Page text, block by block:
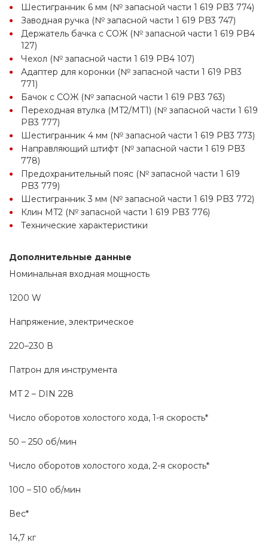
Шестигранник 6 мм (№ запасной части 1 619 PB3 774)
Заводная ручка (№ запасной части 1 619 PB3 747)
Держатель бачка с СОЖ (№ запасной части 1 619 PB4
127)
Чехол (№ запасной части 1 619 PB4 107)
Адаптер для коронки (№ запасной части 1 619 PB3
771)
Бачок с СОЖ (№ запасной части 1 619 PB3 763)
Переходная втулка (MT2/MT1) (№ запасной части 1 619
PB3 777)
Шестигранник 4 мм (№ запасной части 1 619 PB3 773)
Направляющий штифт (№ запасной части 1 619 PB3
778)
Предохранительный пояс (№ запасной части 1 619
PB3 779)
Шестигранник 3 мм (№ запасной части 1 619 PB3 772)
Клин MT2 (№ запасной части 1 619 PB3 776)
Технические характеристики
Дополнительные данные
Номинальная входная мощность
1200 W
Напряжение, электрическое
220–230 В
Патрон для инструмента
MT 2 – DIN 228
Число оборотов холостого хода, 1-я скорость*
50 – 250 об/мин
Число оборотов холостого хода, 2-я скорость*
100 – 510 об/мин
Вес*
14,7 кг